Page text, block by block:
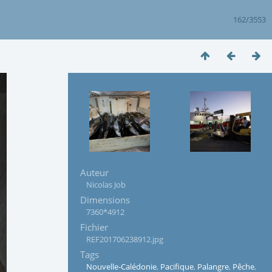
162/3553
Auteur
Nicolas Job
Dimensions
7360*4912
Fichier
REF201706238912.jpg
Tags
Nouvelle-Calédonie, Pacifique, Palangre, Pêche,